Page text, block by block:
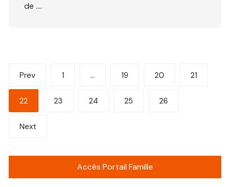
de ….
Pagination
des
publications
Prev 1 … 19 20 21
22 23 24 25 26
Next
Accès Portail Famille